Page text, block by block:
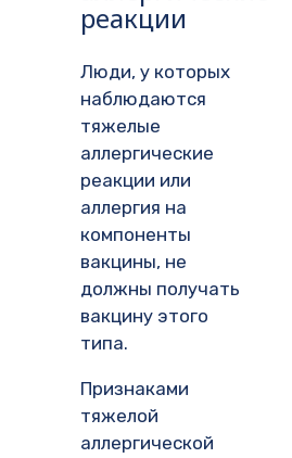
реакции
Люди, у которых
наблюдаются
тяжелые
аллергические
реакции или
аллергия на
компоненты
вакцины, не
должны получать
вакцину этого
типа.
Признаками
тяжелой
аллергической